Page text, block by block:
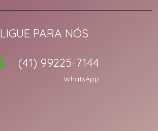
LIGUE PARA NÓS
(41) 99225-7144
WhatsApp